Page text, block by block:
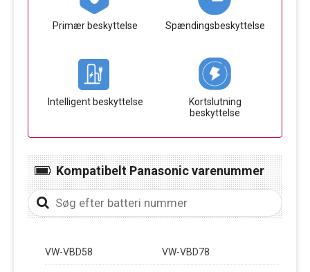
Primær beskyttelse Spændingsbeskyttelse
Intelligent beskyttelse
Kortslutning
beskyttelse
Kompatibelt Panasonic varenummer
VW-VBD58 VW-VBD78